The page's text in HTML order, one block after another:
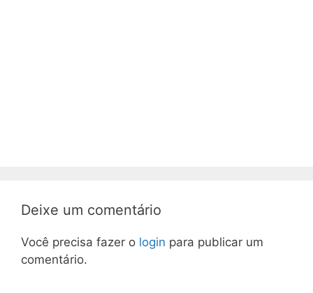
Deixe um comentário
Você precisa fazer o login para publicar um
comentário.